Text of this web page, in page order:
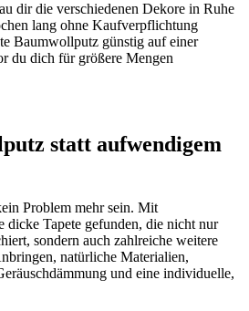
dir die verschiedenen Dekore in Ruhe
lang ohne Kaufverpflichtung
Baumwollputz günstig auf einer
du dich für größere Mengen
statt aufwendigem
Problem mehr sein. Mit
dicke Tapete gefunden, die nicht nur
sondern auch zahlreiche weitere
natürliche Materialien,
und eine individuelle,